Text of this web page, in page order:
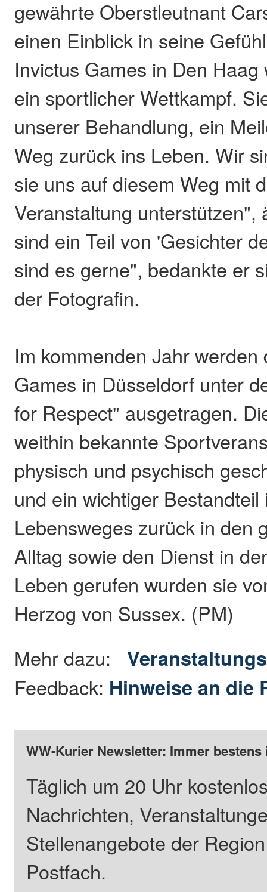
gewährte Oberstleutnant
einen Einblick in seine
Invictus Games in Den
ein sportlicher Wettkampf.
unserer Behandlung, ein
Weg zurück ins Leben. Wir
sie uns auf diesem Weg mit
Veranstaltung unterstützen",
sind ein Teil von 'Gesichter
sind es gerne", bedankte er
der Fotografin.
Im kommenden Jahr werden
Games in Düsseldorf unter
for Respect" ausgetragen.
weithin bekannte
physisch und psychisch
und ein wichtiger Bestandteil
Lebensweges zurück in den
Alltag sowie den Dienst in
Leben gerufen wurden sie
Herzog von Sussex. (PM)
Mehr dazu:
Feedback: Hinweise an die
WW-Kurier Newsletter: Immer
Täglich um 20 Uhr
Nachrichten,
Stellenangebote der
Postfach.